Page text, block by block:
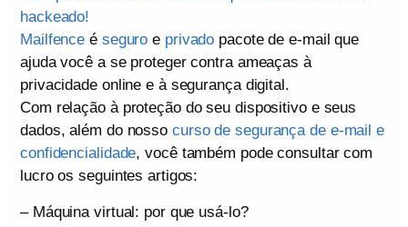
hackeado!
Mailfence é seguro e privado pacote de e-mail que
ajuda você a se proteger contra ameaças à
privacidade online e à segurança digital.
Com relação à proteção do seu dispositivo e seus
dados, além do nosso curso de segurança de e-mail e
confidencialidade, você também pode consultar com
lucro os seguintes artigos:
– Máquina virtual: por que usá-lo?